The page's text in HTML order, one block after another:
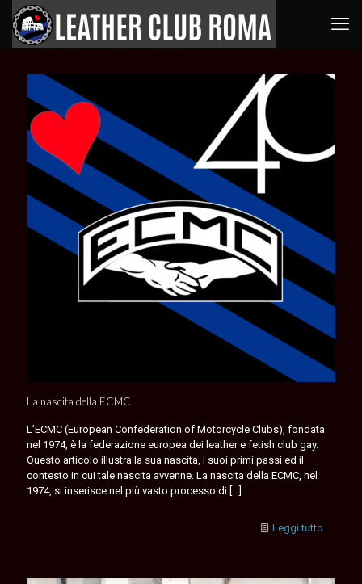
La nascita della ECMC
L’ECMC (European Confederation of Motorcycle Clubs), fondata
nel 1974, è la federazione europea dei leather e fetish club gay.
Questo articolo illustra la sua nascita, i suoi primi passi ed il
contesto in cui tale nascita avvenne. La nascita della ECMC, nel
1974, si inserisce nel più vasto processo di […]
Leggi tutto